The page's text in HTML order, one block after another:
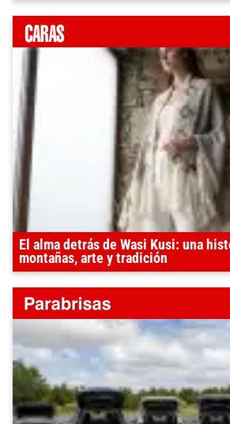
El alma detrás de Wasi Kusi: una
montañas, arte y tradición